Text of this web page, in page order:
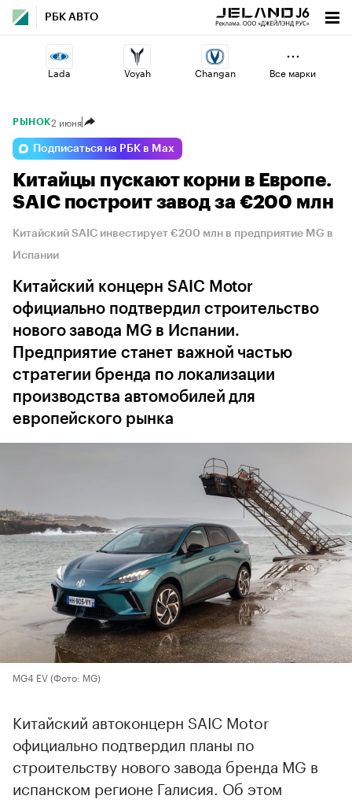
РБК АВТО
Lada Voyah Changan
Geely
Jaecoo Volga Haval
Все марки
РЫНОК2 июня
Подписаться на РБК в Max
Китайцы пускают корни в Европе.
SAIC построит завод за €200 млн
Китайский SAIC инвестирует €200 млн в предприятие MG в
Испании
Китайский концерн SAIC Motor
официально подтвердил строительство
нового завода MG в Испании.
Предприятие станет важной частью
стратегии бренда по локализации
производства автомобилей для
европейского рынка
MG4 EV(Фото: MG)
Китайский автоконцерн SAIC Motor
официально подтвердил планы по
строительству нового завода бренда MG в
испанском регионе Галисия. Об этом